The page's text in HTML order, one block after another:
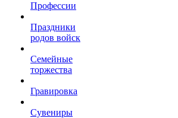
Профессии
Праздники
родов войск
Семейные
торжества
Гравировка
Сувениры